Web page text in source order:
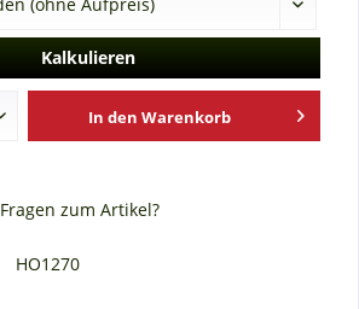
Kalkulieren
In den Warenkorb
Fragen zum Artikel?
HO1270